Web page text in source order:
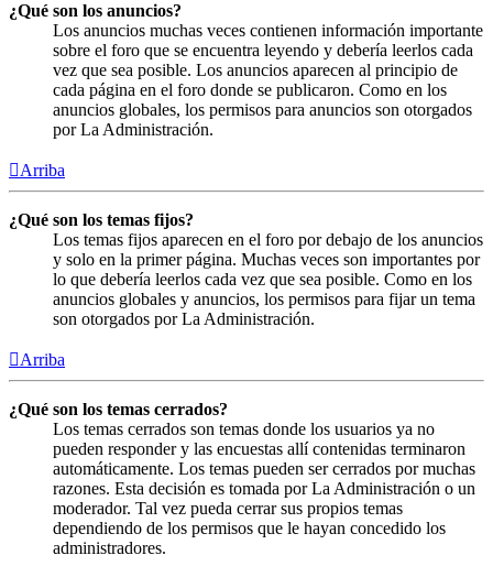
¿Qué son los anuncios?
Los anuncios muchas veces contienen información importante
sobre el foro que se encuentra leyendo y debería leerlos cada
vez que sea posible. Los anuncios aparecen al principio de
cada página en el foro donde se publicaron. Como en los
anuncios globales, los permisos para anuncios son otorgados
por La Administración.
Arriba
¿Qué son los temas fijos?
Los temas fijos aparecen en el foro por debajo de los anuncios
y solo en la primer página. Muchas veces son importantes por
lo que debería leerlos cada vez que sea posible. Como en los
anuncios globales y anuncios, los permisos para fijar un tema
son otorgados por La Administración.
Arriba
¿Qué son los temas cerrados?
Los temas cerrados son temas donde los usuarios ya no
pueden responder y las encuestas allí contenidas terminaron
automáticamente. Los temas pueden ser cerrados por muchas
razones. Esta decisión es tomada por La Administración o un
moderador. Tal vez pueda cerrar sus propios temas
dependiendo de los permisos que le hayan concedido los
administradores.